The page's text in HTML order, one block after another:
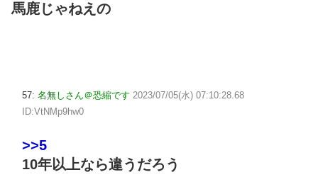
馬鹿じゃねえの
57: 名無しさん＠恐縮です 2023/07/05(水) 07:10:28.68
ID:VtNMp9hw0
>>5
10年以上なら違うだろう